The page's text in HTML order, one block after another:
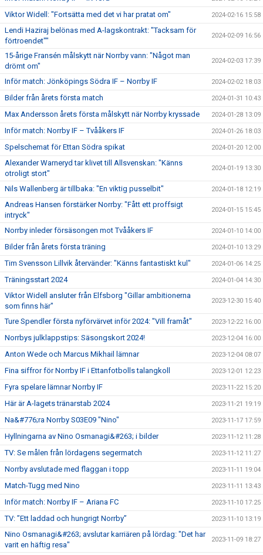
Viktor Widell: "Fortsätta med det vi har pratat om" 2024-02-16 15:58
Lendi Haziraj belönas med A-lagskontrakt: "Tacksam för
förtroendet""
2024-02-09 16:56
15-årige Fransén målskytt när Norrby vann: "Något man
drömt om"
2024-02-03 17:39
Inför match: Jönköpings Södra IF – Norrby IF 2024-02-02 18:03
Bilder från årets första match 2024-01-31 10:43
Max Andersson årets första målskytt när Norrby kryssade 2024-01-28 13:09
Inför match: Norrby IF – Tvååkers IF 2024-01-26 18:03
Spelschemat för Ettan Södra spikat 2024-01-20 12:00
Alexander Warneryd tar klivet till Allsvenskan: "Känns
otroligt stort"
2024-01-19 13:30
Nils Wallenberg är tillbaka: "En viktig pusselbit" 2024-01-18 12:19
Andreas Hansen förstärker Norrby: "Fått ett proffsigt
intryck"
2024-01-15 15:45
Norrby inleder försäsongen mot Tvååkers IF 2024-01-10 14:00
Bilder från årets första träning 2024-01-10 13:29
Tim Svensson Lillvik återvänder: "Känns fantastiskt kul" 2024-01-06 14:25
Träningsstart 2024 2024-01-04 14:30
Viktor Widell ansluter från Elfsborg "Gillar ambitionerna
som finns här"
2023-12-30 15:40
Ture Spendler första nyförvärvet inför 2024: "Vill framåt" 2023-12-22 16:00
Norrbys julklappstips: Säsongskort 2024! 2023-12-04 16:00
Anton Wede och Marcus Mikhail lämnar 2023-12-04 08:07
Fina siffror för Norrby IF i Ettanfotbolls talangkoll 2023-12-01 12:23
Fyra spelare lämnar Norrby IF 2023-11-22 15:20
Här är A-lagets tränarstab 2024 2023-11-21 19:19
Na&#776;ra Norrby S03E09 "Nino" 2023-11-17 17:59
Hyllningarna av Nino Osmanagi&#263; i bilder 2023-11-12 11:28
TV: Se målen från lördagens segermatch 2023-11-12 11:27
Norrby avslutade med flaggan i topp 2023-11-11 19:04
Match-Tugg med Nino 2023-11-11 13:43
Inför match: Norrby IF – Ariana FC 2023-11-10 17:25
TV: ”Ett laddad och hungrigt Norrby” 2023-11-10 13:19
Nino Osmanagi&#263; avslutar karriären på lördag: "Det har
varit en häftig resa"
2023-11-09 18:27